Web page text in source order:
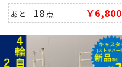
あと 18 点 ￥6,800